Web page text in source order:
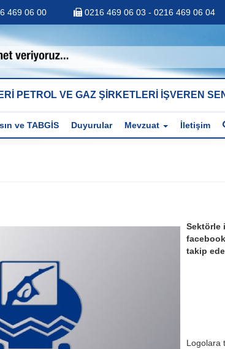
469 06 00 0216 469 06 03 - 0216 469 06 04
PETROL VE GAZ ŞİRKETLERİ İŞVEREN
ve TABGİS Duyurular Mevzuat İletişim
Sektörle
takip
Logolara